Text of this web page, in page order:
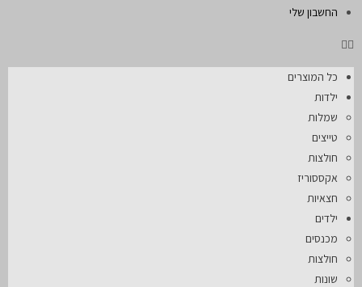
החשבון שלי
כל המוצרים
ילדות
שמלות
טייצים
חולצות
אקססוריז
חצאיות
ילדים
מכנסים
חולצות
שונות